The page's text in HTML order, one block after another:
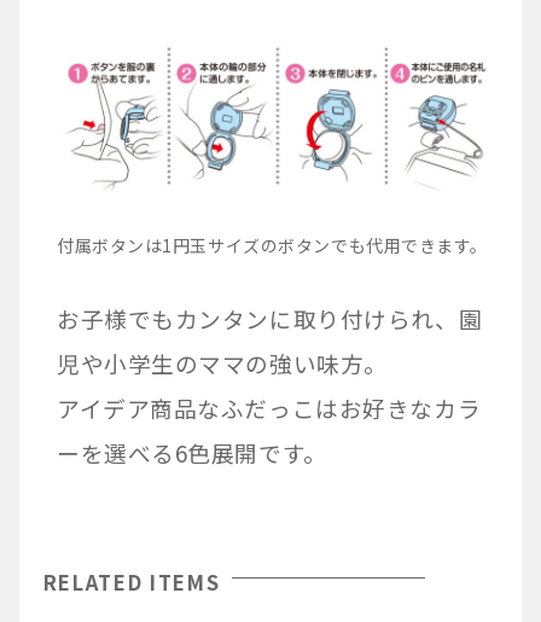
付属ボタンは1円玉サイズのボタンでも代用できます。
お子様でもカンタンに取り付けられ、園
児や小学生のママの強い味方。
アイデア商品なふだっこはお好きなカラ
ーを選べる6色展開です。
RELATED ITEMS